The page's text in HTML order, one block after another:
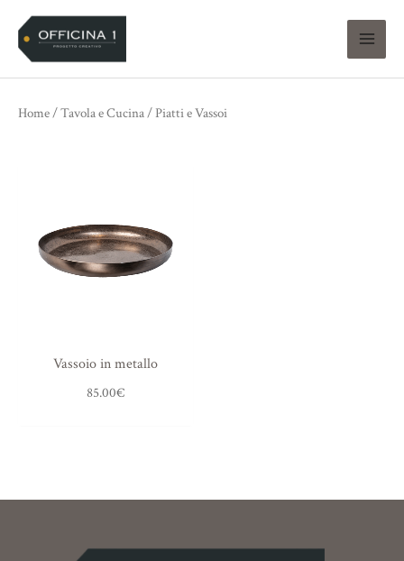
contenuto
Home/Tavola e Cucina/ Piatti e Vassoi
Vassoio in metallo
85.00€